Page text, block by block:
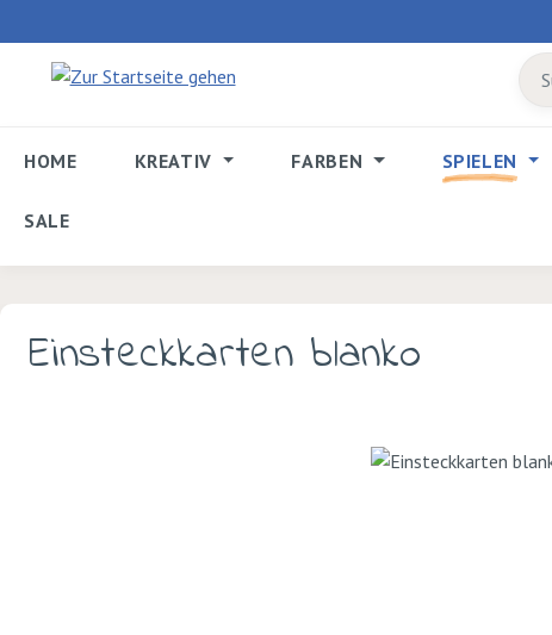
HOME KREATIV FARBEN SPIELEN
SALE
Einsteckkarten blanko